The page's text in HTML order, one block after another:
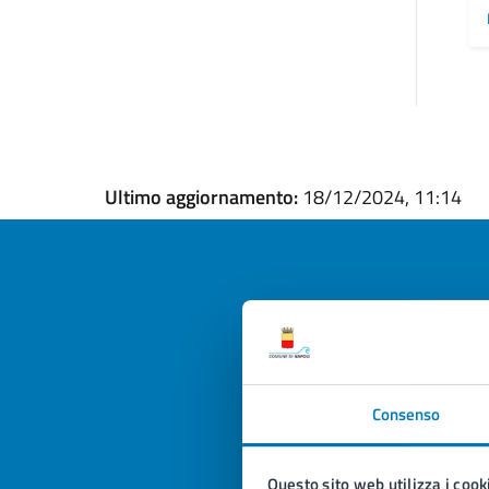
Consenso
Ultimo aggiornamento: 18/12/2024, 11:14
Valuta